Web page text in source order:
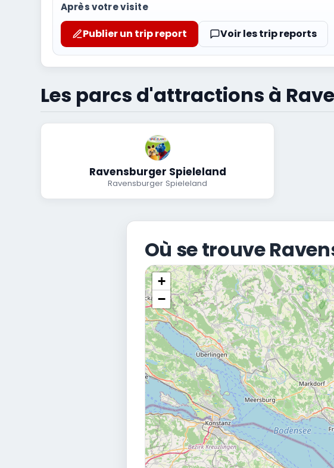
Après votre visite
Publier un trip report Voir les trip reports
Les parcs d'attractions à
Ravensburger Spieleland
Ravensburger Spieleland
Où se trouve
+
−